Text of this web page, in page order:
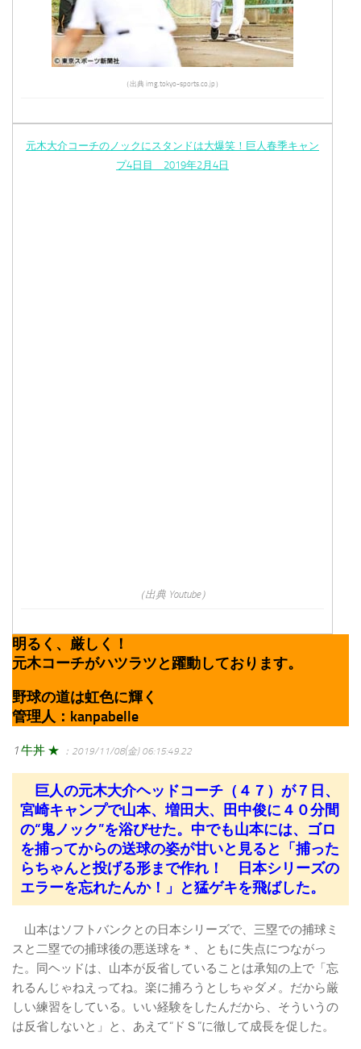
（出典 img.tokyo-sports.co.jp）
元木大介コーチのノックにスタンドは大爆笑！巨人春季キャン
プ4日目 2019年2月4日
（出典 Youtube）
明るく、厳しく！
元木コーチがハツラツと躍動しております。
野球の道は虹色に輝く
管理人：kanpabelle
1牛丼 ★ ：2019/11/08(金) 06:15:49.22
巨人の元木大介ヘッドコーチ（４７）が７日、
宮崎キャンプで山本、増田大、田中俊に４０分間
の“鬼ノック”を浴びせた。中でも山本には、ゴロ
を捕ってからの送球の姿が甘いと見ると「捕った
らちゃんと投げる形まで作れ！ 日本シリーズの
エラーを忘れたんか！」と猛ゲキを飛ばした。
山本はソフトバンクとの日本シリーズで、三塁での捕球ミ
スと二塁での捕球後の悪送球を＊、ともに失点につながっ
た。同ヘッドは、山本が反省していることは承知の上で「忘
れるんじゃねえってね。楽に捕ろうとしちゃダメ。だから厳
しい練習をしている。いい経験をしたんだから、そういうの
は反省しないと」と、あえて“ドＳ”に徹して成長を促した。